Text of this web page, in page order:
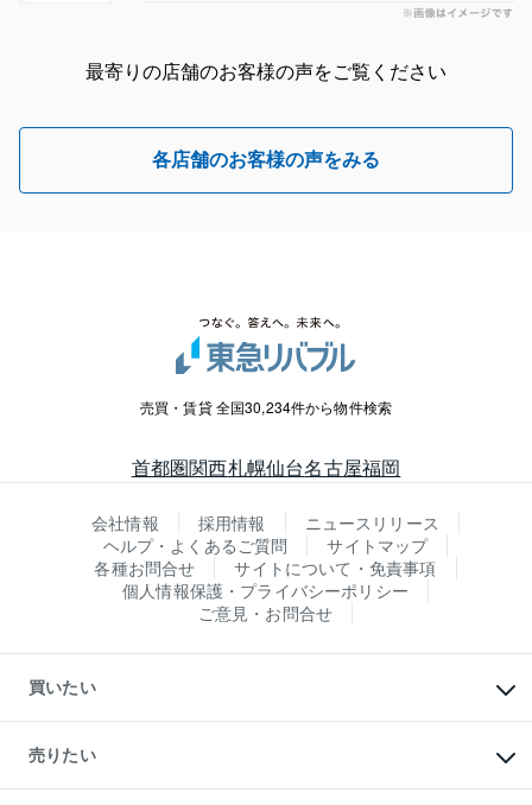
最寄りの店舗のお客様の声をご覧ください
各店舗のお客様の声をみる
売買・賃貸 全国30,234件から物件検索
首都圏関西札幌仙台名古屋福岡
会社情報 採用情報
ニュースリリース
ヘルプ・よくあるご質問
サイトマップ
各種お問合せ
サイトについて・免責事項
個人情報保護・プライバシーポリシー
ご意見・お問合せ
買いたい
新築・分譲マンションの購入
中古マンションの購入
一戸建ての購入
売りたい